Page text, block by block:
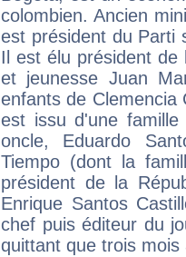
colombien. Ancien
est président du Parti
Il est élu président de
et jeunesse Juan
enfants de Clemencia
est issu d'une famille
oncle, Eduardo
Tiempo (dont la
président de la
Enrique Santos
chef puis éditeur du
quittant que trois